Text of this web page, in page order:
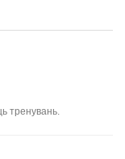
тренувань.